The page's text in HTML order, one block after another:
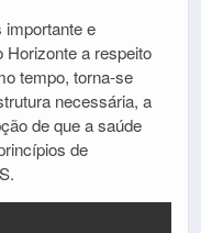
importante e
Horizonte a respeito
tempo, torna-se
necessária, a
de que a saúde
de